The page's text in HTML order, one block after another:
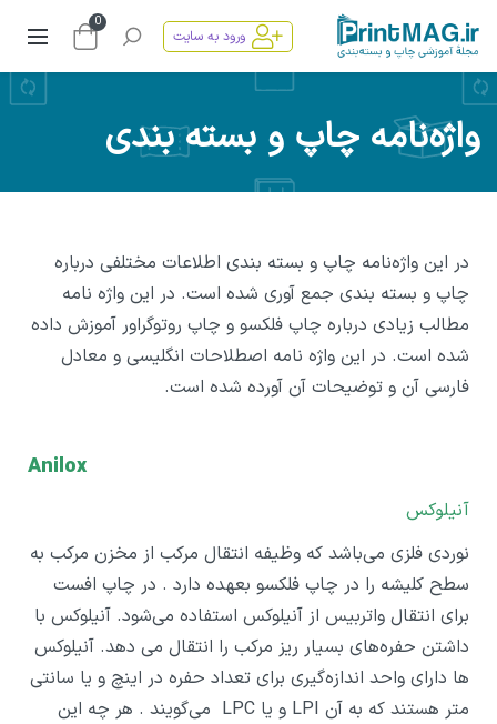
ورود به سایت
0
واژه‌نامه چاپ و بسته ‌بندی
در این واژه‌نامه چاپ و بسته ‌بندی اطلاعات مختلفی درباره
چاپ و بسته بندی جمع آوری شده است. در این واژه نامه
مطالب زیادی درباره چاپ فلکسو و چاپ روتوگراور آموزش داده
شده است. در این واژه نامه اصطلاحات انگلیسی و معادل
فارسی آن و توضیحات آن آورده شده است.
Anilox
آنیلوکس
نوردی فلزی می‌باشد که وظیفه انتقال مرکب از مخزن مرکب به
سطح کلیشه را در چاپ فلکسو بعهده دارد . در چاپ افست
برای انتقال واتربیس از آنیلوکس استفاده می‌شود. آنیلوکس با
داشتن حفره‌های بسیار ریز مرکب را انتقال می دهد. آنیلوکس
ها دارای واحد اندازه‌گیری برای تعداد حفره در اینچ و یا سانتی
متر هستند که به آن LPI و یا LPC می‌گویند . هر چه این